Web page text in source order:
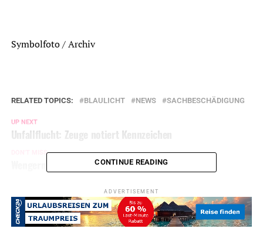
Symbolfoto / Archiv
RELATED TOPICS: BLAULICHT NEWS SACHBESCHÄDIGUNG
UP NEXT
Unfallflucht: Zeuge notiert Kennzeichen
DON'T MISS
Wengern: Einbruch in FirmaCONTINUE READING
ADVERTISEMENT